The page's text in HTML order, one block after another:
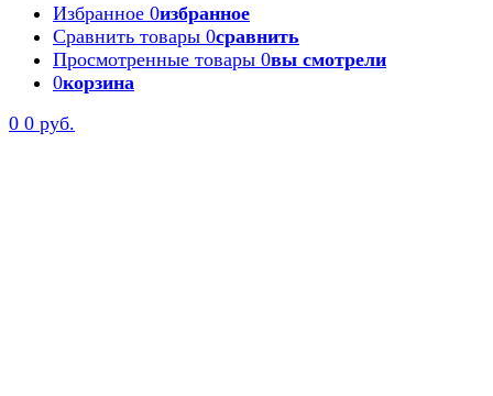
Избранное 0избранное
Сравнить товары 0сравнить
Просмотренные товары 0вы смотрели
0корзина
0 0 руб.